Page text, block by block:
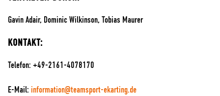
Gavin Adair, Dominic Wilkinson, Tobias Maurer
KONTAKT:
Telefon: +49-2161-4078170
E-Mail: information@teamsport-ekarting.de